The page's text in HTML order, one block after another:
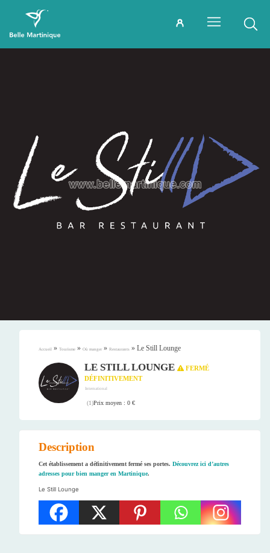
Accueil » Tourisme » Où manger » Restaurants » Le Still Lounge
LE STILL LOUNGE
FERMÉ
DÉFINITIVEMENT
International
(1)Prix moyen : 0 €
Description
Cet établissement a définitivement fermé ses portes. Découvrez ici d’autres
adresses pour bien manger en Martinique.
Le Still Lounge